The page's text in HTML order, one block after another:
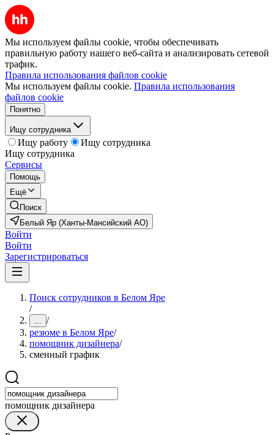
Мы используем файлы cookie, чтобы обеспечивать
правильную работу нашего веб-сайта и анализировать сетевой
трафик.
Правила использования файлов cookie
Мы используем файлы cookie. Правила использования
файлов cookie
Понятно
Ищу сотрудника
Ищу работу
Ищу сотрудника
Ищу сотрудника
Сервисы
Помощь
Ещё
Поиск
Белый Яр (Ханты-Мансийский АО)
Войти
Войти
Зарегистрироваться
Поиск сотрудников в Белом Яре
/
... /
резюме в Белом Яре/
помощник дизайнера/
сменный график
помощник дизайнера